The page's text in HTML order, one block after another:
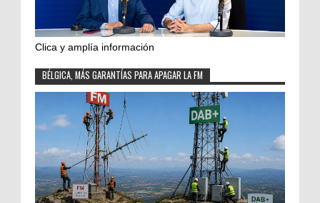
Clica y amplía información
BÉLGICA, MÁS GARANTÍAS PARA APAGAR LA FM